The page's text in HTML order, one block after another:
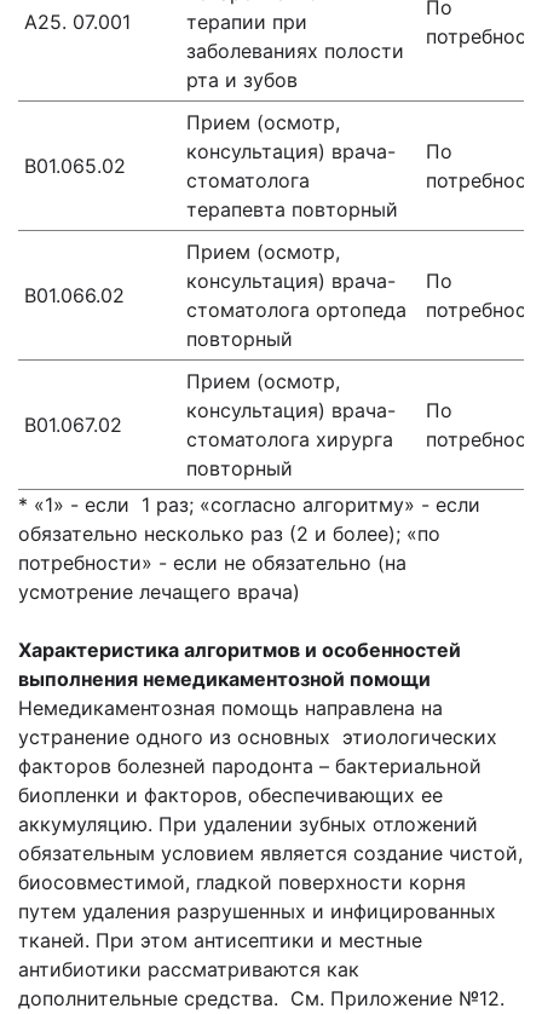
А25. 07.001
терапии при
заболеваниях полости
рта и зубов
По
В01.065.02
Прием (осмотр,
консультация) врача-
стоматолога
терапевта повторный
По
В01.066.02
Прием (осмотр,
консультация) врача-
стоматолога ортопеда
повторный
По
В01.067.02
Прием (осмотр,
консультация) врача-
стоматолога хирурга
повторный
По
* «1» - если 1 раз; «согласно алгоритму» - если
обязательно несколько раз (2 и более); «по
потребности» - если не обязательно (на
усмотрение лечащего врача)
Характеристика алгоритмов и особенностей
выполнения немедикаментозной помощи
Немедикаментозная помощь направлена на
устранение одного из основных этиологических
факторов болезней пародонта – бактериальной
биопленки и факторов, обеспечивающих ее
аккумуляцию. При удалении зубных отложений
обязательным условием является создание чистой,
биосовместимой, гладкой поверхности корня
путем удаления разрушенных и инфицированных
тканей. При этом антисептики и местные
антибиотики рассматриваются как
дополнительные средства. См. Приложение №12.